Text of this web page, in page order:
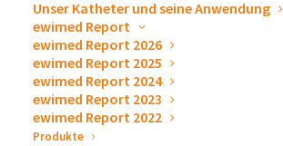
Unser Katheter und seine Anwendung
ewimed Report
ewimed Report 2026
ewimed Report 2025
ewimed Report 2024
ewimed Report 2023
ewimed Report 2022
Produkte
Verantwortlich für
nach § 55 Abs.